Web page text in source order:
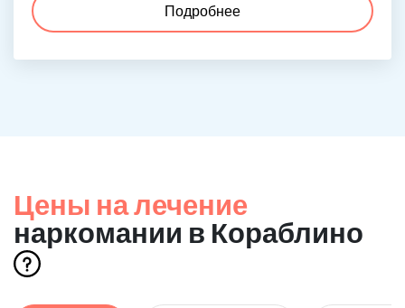
Подробнее
Цены на лечение
наркомании в Кораблино